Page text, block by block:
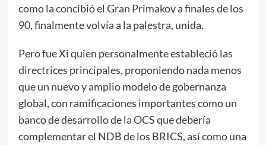
como la concibió el Gran Primakov a finales de los
90, finalmente volvía a la palestra, unida.
Pero fue Xi quien personalmente estableció las
directrices principales, proponiendo nada menos
que un nuevo y amplio modelo de gobernanza
global, con ramificaciones importantes como un
banco de desarrollo de la OCS que debería
complementar el NDB de los BRICS, así como una